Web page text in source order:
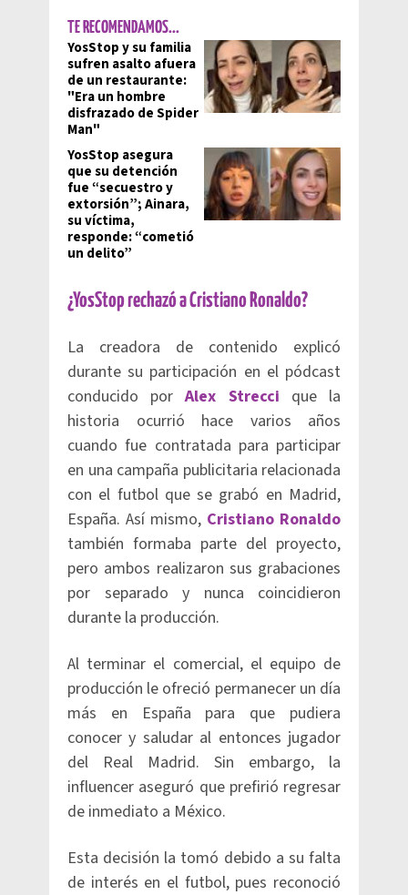
TE RECOMENDAMOS...
YosStop y su familia
sufren asalto afuera
de un restaurante:
"Era un hombre
disfrazado de Spider
Man"
YosStop asegura
que su detención
fue “secuestro y
extorsión”; Ainara,
su víctima,
responde: “cometió
un delito”
¿YosStop rechazó a Cristiano Ronaldo?
La creadora de contenido explicó
durante su participación en el pódcast
conducido porAlex Strecci que la
historia ocurrió hace varios años
cuando fue contratada para participar
en una campaña publicitaria relacionada
con el futbol que se grabó en Madrid,
España. Así mismo, Cristiano Ronaldo
también formaba parte del proyecto,
pero ambos realizaron sus grabaciones
por separado y nunca coincidieron
durante la producción.
Al terminar el comercial, el equipo de
producción le ofreció permanecer un día
más en España para que pudiera
conocer y saludar al entonces jugador
del Real Madrid. Sin embargo, la
influencer aseguró que prefirió regresar
de inmediato a México.
Esta decisión la tomó debido a su falta
de interés en el futbol, pues reconoció